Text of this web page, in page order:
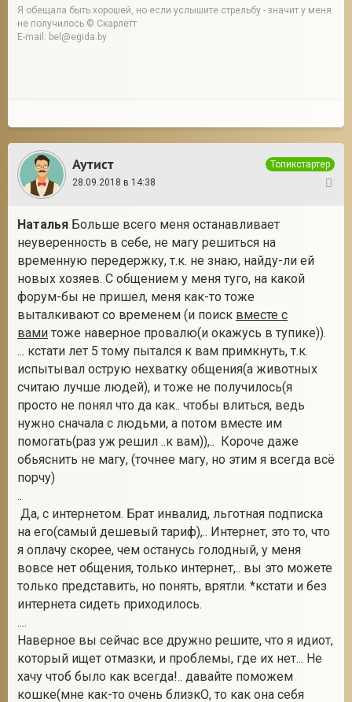
Я обещала быть хорошей, но если услышите стрельбу - значит у меня
не получилось © Скарлетт
E-mail: bel@egida.by
Аутист
Топикстартер
28.09.2018 в 14:38
Наталья Больше всего меня останавливает
неуверенность в себе, не магу решиться на
временную передержку, т.к. не знаю, найду-ли ей
новых хозяев. С общением у меня туго, на какой
форум-бы не пришел, меня как-то тоже
выталкивают со временем (и поиск вместе с
вами тоже наверное провалю(и окажусь в тупике)).
... кстати лет 5 тому пытался к вам примкнуть, т.к.
испытывал острую нехватку общения(а животных
считаю лучше людей), и тоже не получилось(я
просто не понял что да как.. чтобы влиться, ведь
нужно сначала с людьми, а потом вместе им
помогать(раз уж решил ..к вам)),.. Короче даже
обьяснить не магу, (точнее магу, но этим я всегда всё
порчу)
..
Да, с интернетом. Брат инвалид, льготная подписка
на его(самый дешевый тариф),.. Интернет, это то, что
я оплачу скорее, чем останусь голодный, у меня
вовсе нет общения, только интернет,.. вы это можете
только представить, но понять, врятли. *кстати и без
интернета сидеть приходилось.
....
Наверное вы сейчас все дружно решите, что я идиот,
который ищет отмазки, и проблемы, где их нет... Не
хачу чтоб было как всегда!.. давайте поможем
кошке(мне как-то очень близкО, то как она себя